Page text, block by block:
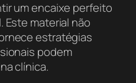
um encaixe perfeito
Este material não
estratégias
podem
clínica.